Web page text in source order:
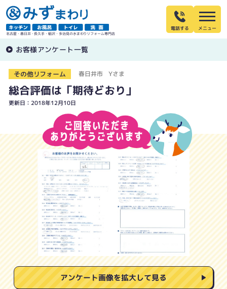
名古屋・春日井・長久手・稲沢・多治見の水まわりリフォーム専門店
電話する
お客様アンケート一覧
その他リフォーム 春日井市 Yさま
総合評価は「期待どおり」
更新日：2018年12月10日
アンケート画像を拡大して見る